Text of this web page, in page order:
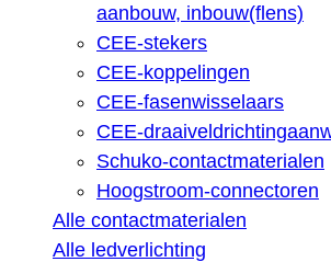
aanbouw, inbouw(flens)
CEE-stekers
CEE-koppelingen
CEE-fasenwisselaars
CEE-
Schuko-contactmaterialen
Hoogstroom-connectoren
Alle contactmaterialen
Alle ledverlichting